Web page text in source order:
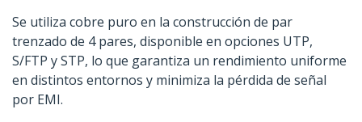
Se utiliza cobre puro en la construcción de par
trenzado de 4 pares, disponible en opciones UTP,
S/FTP y STP, lo que garantiza un rendimiento uniforme
en distintos entornos y minimiza la pérdida de señal
por EMI.